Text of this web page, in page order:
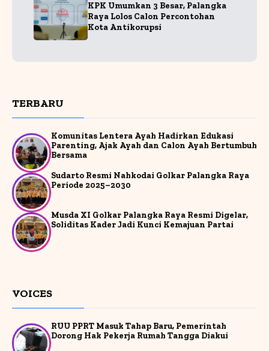
KPK Umumkan 3 Besar, Palangka
Raya Lolos Calon Percontohan
Kota Antikorupsi
TERBARU
Komunitas Lentera Ayah Hadirkan Edukasi
Parenting, Ajak Ayah dan Calon Ayah Bertumbuh
Bersama
Sudarto Resmi Nahkodai Golkar Palangka Raya
Periode 2025–2030
Musda XI Golkar Palangka Raya Resmi Digelar,
Soliditas Kader Jadi Kunci Kemajuan Partai
VOICES
RUU PPRT Masuk Tahap Baru, Pemerintah
Dorong Hak Pekerja Rumah Tangga Diakui